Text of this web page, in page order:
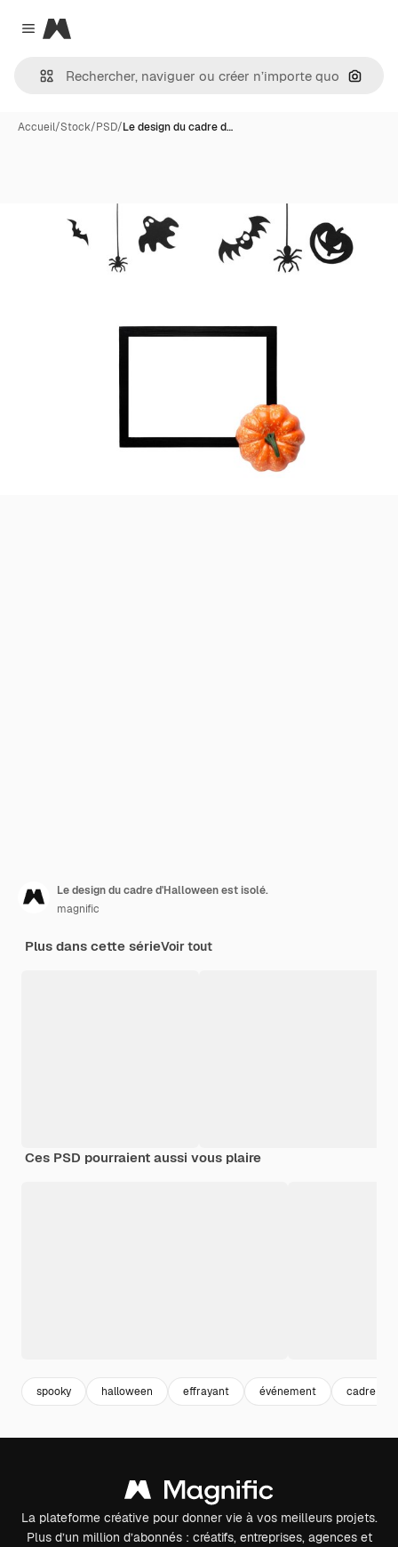
Close menu
Magnific
Accueil/Stock/PSD/Le design du cadre d…
Le design du cadre d'Halloween est isolé.
magnific
Plus dans cette sérieVoir tout
Ces PSD pourraient aussi vous plaire
spooky halloween effrayant événement cadre
La plateforme créative pour donner vie à vos meilleurs projets.
Plus d’un million d’abonnés : créatifs, entreprises, agences et